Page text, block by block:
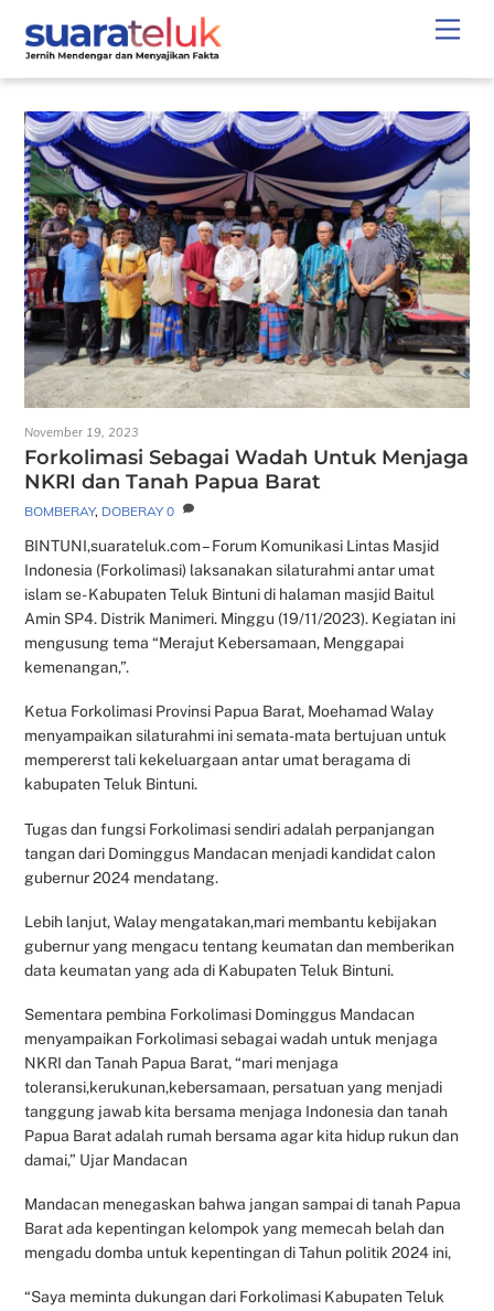
content
November 19, 2023
Forkolimasi Sebagai Wadah Untuk Menjaga
NKRI dan Tanah Papua Barat
BOMBERAY, DOBERAY 0
BINTUNI,suarateluk.com – Forum Komunikasi Lintas Masjid
Indonesia (Forkolimasi) laksanakan silaturahmi antar umat
islam se- Kabupaten Teluk Bintuni di halaman masjid Baitul
Amin SP4. Distrik Manimeri. Minggu (19/11/2023). Kegiatan ini
mengusung tema “Merajut Kebersamaan, Menggapai
kemenangan,”.
Ketua Forkolimasi Provinsi Papua Barat, Moehamad Walay
menyampaikan silaturahmi ini semata-mata bertujuan untuk
mempererst tali kekeluargaan antar umat beragama di
kabupaten Teluk Bintuni.
Tugas dan fungsi Forkolimasi sendiri adalah perpanjangan
tangan dari Dominggus Mandacan menjadi kandidat calon
gubernur 2024 mendatang.
Lebih lanjut, Walay mengatakan,mari membantu kebijakan
gubernur yang mengacu tentang keumatan dan memberikan
data keumatan yang ada di Kabupaten Teluk Bintuni.
Sementara pembina Forkolimasi Dominggus Mandacan
menyampaikan Forkolimasi sebagai wadah untuk menjaga
NKRI dan Tanah Papua Barat, “mari menjaga
toleransi,kerukunan,kebersamaan, persatuan yang menjadi
tanggung jawab kita bersama menjaga Indonesia dan tanah
Papua Barat adalah rumah bersama agar kita hidup rukun dan
damai,” Ujar Mandacan
Mandacan menegaskan bahwa jangan sampai di tanah Papua
Barat ada kepentingan kelompok yang memecah belah dan
mengadu domba untuk kepentingan di Tahun politik 2024 ini,
“Saya meminta dukungan dari Forkolimasi Kabupaten Teluk